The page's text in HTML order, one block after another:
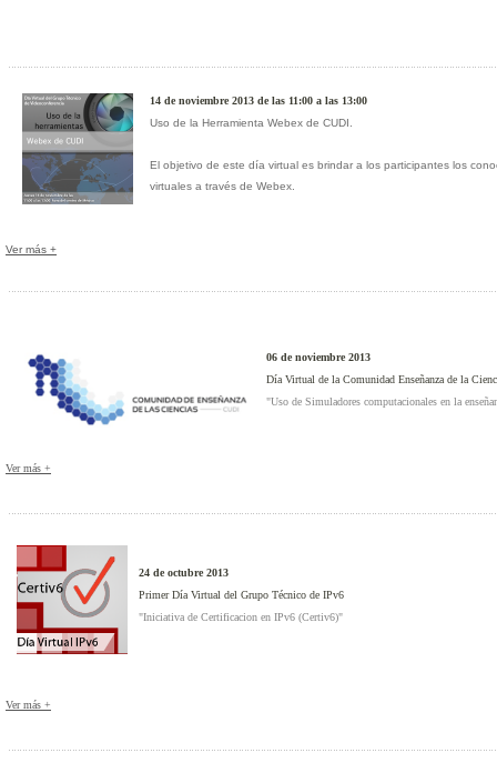
14 de noviembre 2013 de las 11:00 a las 13:00
Uso de la Herramienta Webex de CUDI.
El objetivo de este día virtual es brindar a los participantes los
virtuales a través de Webex.
Ver más +
06 de noviembre 2013
Día Virtual de la Comunidad Enseñanza de la
"Uso de Simuladores computacionales en la
Ver más +
24 de octubre 2013
Primer Día Virtual del Grupo Técnico de IPv6
"Iniciativa de Certificacion en IPv6 (Certiv6)"
Ver más +